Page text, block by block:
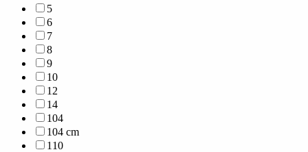
5
6
7
8
9
10
12
14
104
104 cm
110